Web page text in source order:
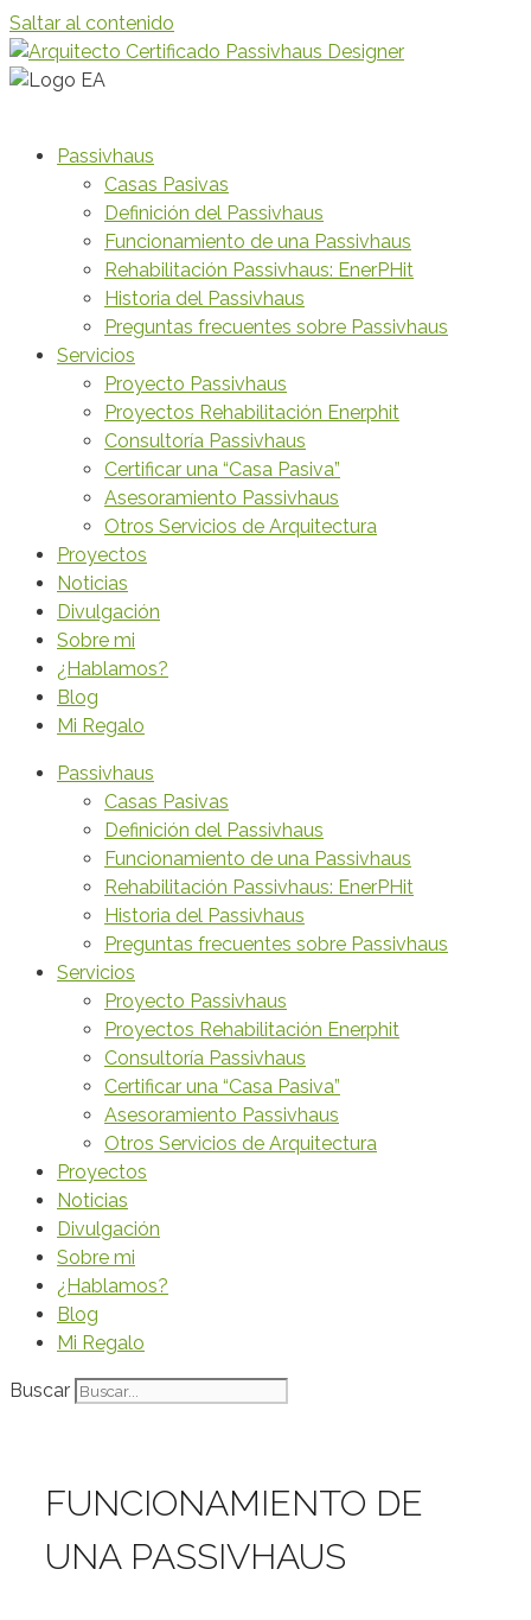
Saltar al contenido
Passivhaus
Casas Pasivas
Definición del Passivhaus
Funcionamiento de una Passivhaus
Rehabilitación Passivhaus: EnerPHit
Historia del Passivhaus
Preguntas frecuentes sobre Passivhaus
Servicios
Proyecto Passivhaus
Proyectos Rehabilitación Enerphit
Consultoría Passivhaus
Certificar una “Casa Pasiva”
Asesoramiento Passivhaus
Otros Servicios de Arquitectura
Proyectos
Noticias
Divulgación
Sobre mi
¿Hablamos?
Blog
Mi Regalo
Passivhaus
Casas Pasivas
Definición del Passivhaus
Funcionamiento de una Passivhaus
Rehabilitación Passivhaus: EnerPHit
Historia del Passivhaus
Preguntas frecuentes sobre Passivhaus
Servicios
Proyecto Passivhaus
Proyectos Rehabilitación Enerphit
Consultoría Passivhaus
Certificar una “Casa Pasiva”
Asesoramiento Passivhaus
Otros Servicios de Arquitectura
Proyectos
Noticias
Divulgación
Sobre mi
¿Hablamos?
Blog
Mi Regalo
Buscar
FUNCIONAMIENTO DE
UNA PASSIVHAUS